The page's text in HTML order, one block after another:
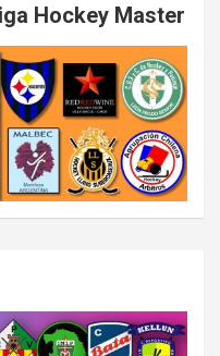
Hockey Master